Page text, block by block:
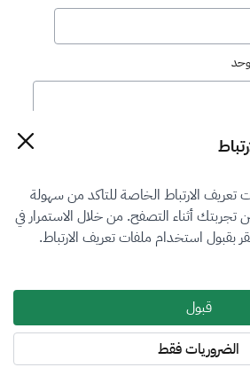
المنقولة
الارتباط الخاصة للتاكد من سهولة
أثناء التصفح. من خلال الاستمرار في
بقبول استخدام ملفات تعريف الارتباط.
قبول
الضروريات فقط